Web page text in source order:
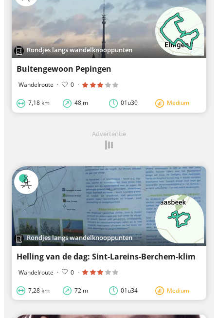
Rondjes langs wandelknooppunten
Buitengewoon Pepingen
Wandelroute · 0 ·
7,18 km 48 m 01u30 Medium
Advertentie
Rondjes langs wandelknooppunten
Helling van de dag: Sint-Lareins-Berchem-klim
Wandelroute · 0 ·
7,28 km 72 m 01u34 Medium